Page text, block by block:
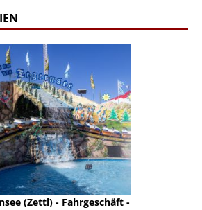
(Zettl) - Fahrgeschäft -